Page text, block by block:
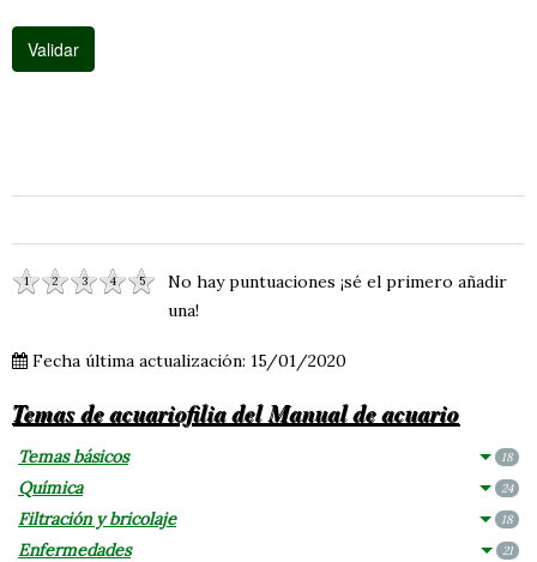
1 2 3 4 5
No hay puntuaciones ¡sé el primero añadir
una!
Fecha última actualización: 15/01/2020
Temas de acuariofilia del Manual de acuario
Temas básicos 18
Química 24
Filtración y bricolaje 18
Enfermedades 21